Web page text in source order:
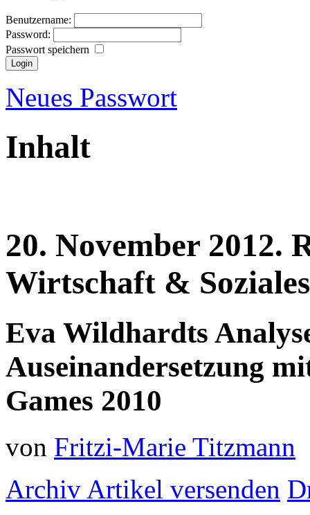
Benutzername:
Password:
Passwort speichern
Neues Passwort
Inhalt
20. November 2012.
Wirtschaft &
Eva Wildhardts
Auseinandersetzung
Games 2010
von Fritzi-Marie Titzmann
Archiv Artikel versenden